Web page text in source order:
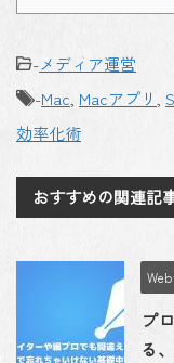
-メディア運営
-Mac Macアプリ
効率化術
おすすめの関連記
プ
る